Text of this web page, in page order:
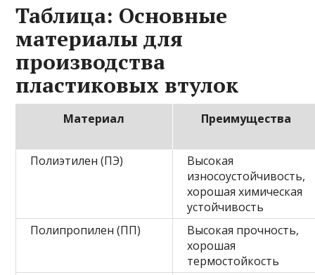
Таблица: Основные
материалы для
производства
пластиковых втулок
Материал Преимущества
Полиэтилен (ПЭ)
Высокая
износоустойчивость,
хорошая химическая
устойчивость
Полипропилен (ПП)
Высокая прочность,
хорошая
термостойкость